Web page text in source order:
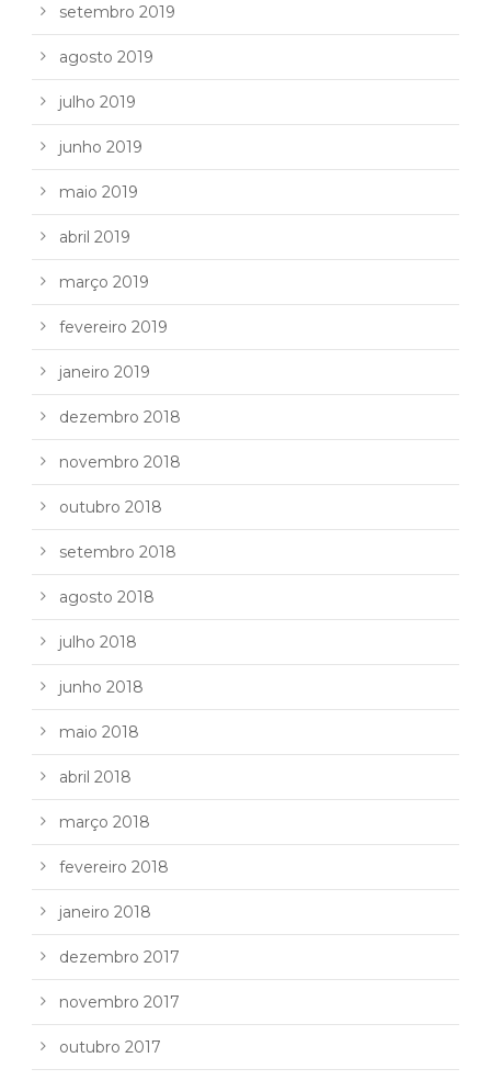
setembro 2019
agosto 2019
julho 2019
junho 2019
maio 2019
abril 2019
março 2019
fevereiro 2019
janeiro 2019
dezembro 2018
novembro 2018
outubro 2018
setembro 2018
agosto 2018
julho 2018
junho 2018
maio 2018
abril 2018
março 2018
fevereiro 2018
janeiro 2018
dezembro 2017
novembro 2017
outubro 2017